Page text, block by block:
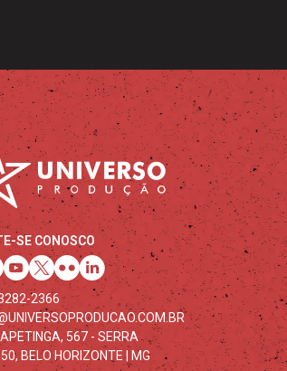
SE CONOSCO
2366
567 - SERRA
BELO HORIZONTE | MG